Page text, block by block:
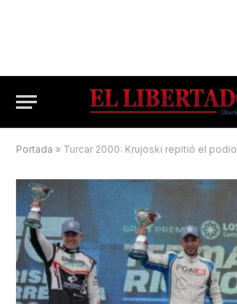
Portada » Turcar 2000: Krujoski repitió el podio